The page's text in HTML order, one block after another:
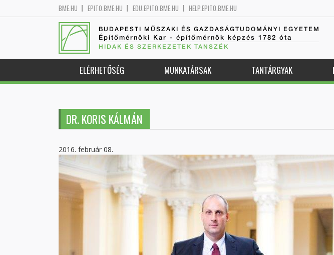
BME.HU EPITO.BME.HU EDU.EPITO.BME.HU HELP.EPITO.BME.HU
BUDAPESTI MŰSZAKI ÉS GAZDASÁGTUDOMÁNYI EGYETEM
Építőmérnöki Kar - építőmérnök képzés 1782 óta
HIDAK ÉS SZERKEZETEK TANSZÉK
ELÉRHETŐSÉG MUNKATÁRSAK TANTÁRGYAK
DR. KORIS KÁLMÁN
2016. február 08.